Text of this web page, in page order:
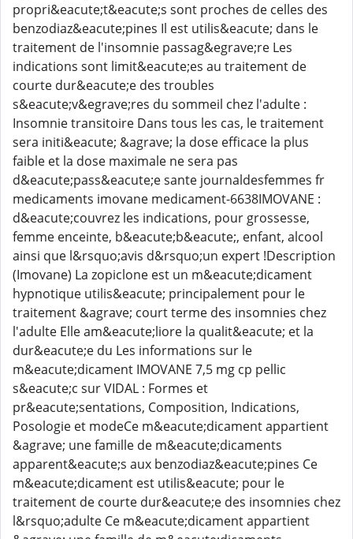
propri&eacute;t&eacute;s sont proches de celles des
benzodiaz&eacute;pines Il est utilis&eacute; dans le
traitement de l'insomnie passag&egrave;re Les
indications sont limit&eacute;es au traitement de
courte dur&eacute;e des troubles
s&eacute;v&egrave;res du sommeil chez l'adulte :
Insomnie transitoire Dans tous les cas, le traitement
sera initi&eacute; &agrave; la dose efficace la plus
faible et la dose maximale ne sera pas
d&eacute;pass&eacute;e sante journaldesfemmes fr
medicaments imovane medicament-6638IMOVANE :
d&eacute;couvrez les indications, pour grossesse,
femme enceinte, b&eacute;b&eacute;, enfant, alcool
ainsi que l&rsquo;avis d&rsquo;un expert !Description
(Imovane) La zopiclone est un m&eacute;dicament
hypnotique utilis&eacute; principalement pour le
traitement &agrave; court terme des insomnies chez
l'adulte Elle am&eacute;liore la qualit&eacute; et la
dur&eacute;e du Les informations sur le
m&eacute;dicament IMOVANE 7,5 mg cp pellic
s&eacute;c sur VIDAL : Formes et
pr&eacute;sentations, Composition, Indications,
Posologie et modeCe m&eacute;dicament appartient
&agrave; une famille de m&eacute;dicaments
apparent&eacute;s aux benzodiaz&eacute;pines Ce
m&eacute;dicament est utilis&eacute; pour le
traitement de courte dur&eacute;e des insomnies chez
l&rsquo;adulte Ce m&eacute;dicament appartient